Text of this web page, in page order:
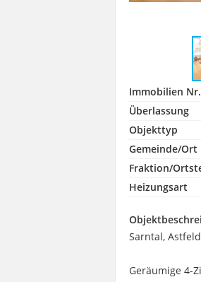
Immobilien Nr.
Überlassung
Objekttyp
Gemeinde/Ort
Fraktion/
Heizungsart
Sarntal,
Geräumige 4-